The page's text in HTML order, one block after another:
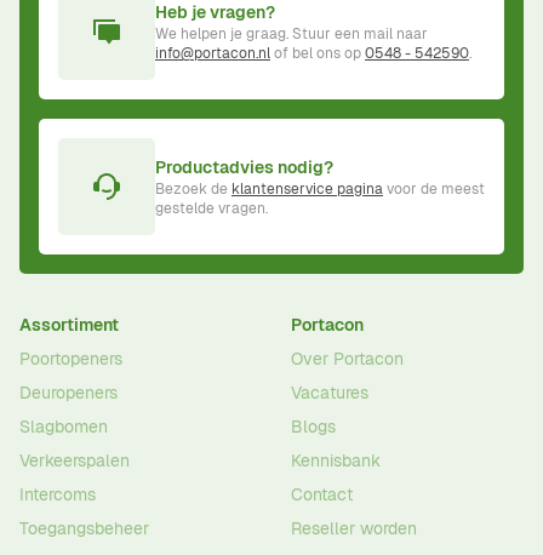
Heb je vragen?
We helpen je graag. Stuur een mail naar
info@portacon.nlof bel ons op0548 - 542590.
Productadvies nodig?
Bezoek de klantenservice paginavoor de meest
gestelde vragen.
Assortiment
Poortopeners
Deuropeners
Slagbomen
Verkeerspalen
Intercoms
Toegangsbeheer
Portacon
Over Portacon
Vacatures
Blogs
Kennisbank
Contact
Reseller worden